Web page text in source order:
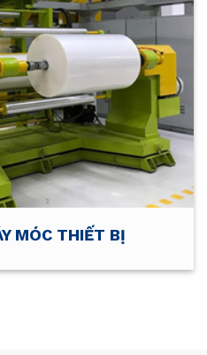
MÓC THIẾT BỊ